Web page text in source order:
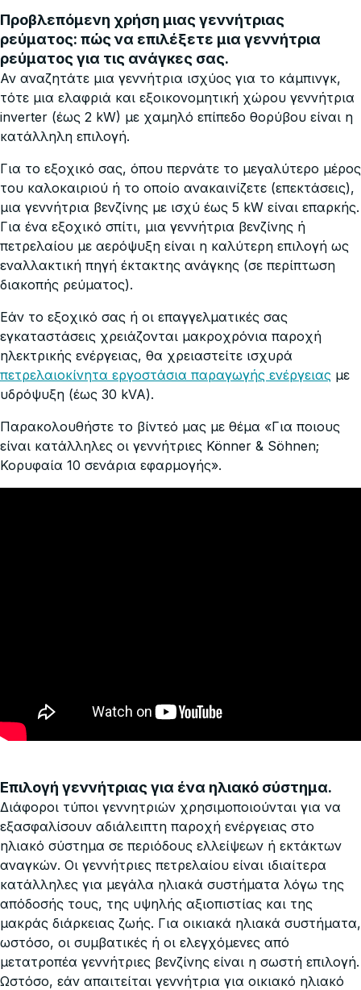
Προβλεπόμενη χρήση μιας γεννήτριας
ρεύματος: πώς να επιλέξετε μια γεννήτρια
ρεύματος για τις ανάγκες σας.
Αν αναζητάτε μια γεννήτρια ισχύος για το κάμπινγκ,
τότε μια ελαφριά και εξοικονομητική χώρου γεννήτρια
inverter (έως 2 kW) με χαμηλό επίπεδο θορύβου είναι η
κατάλληλη επιλογή.
Για το εξοχικό σας, όπου περνάτε το μεγαλύτερο μέρος
του καλοκαιριού ή το οποίο ανακαινίζετε (επεκτάσεις),
μια γεννήτρια βενζίνης με ισχύ έως 5 kW είναι επαρκής.
Για ένα εξοχικό σπίτι, μια γεννήτρια βενζίνης ή
πετρελαίου με αερόψυξη είναι η καλύτερη επιλογή ως
εναλλακτική πηγή έκτακτης ανάγκης (σε περίπτωση
διακοπής ρεύματος).
Εάν το εξοχικό σας ή οι επαγγελματικές σας
εγκαταστάσεις χρειάζονται μακροχρόνια παροχή
ηλεκτρικής ενέργειας, θα χρειαστείτε ισχυρά
πετρελαιοκίνητα εργοστάσια παραγωγής ενέργειας με
υδρόψυξη (έως 30 kVA).
Παρακολουθήστε το βίντεό μας με θέμα «Για ποιους
είναι κατάλληλες οι γεννήτριες Könner & Söhnen;
Κορυφαία 10 σενάρια εφαρμογής».
Επιλογή γεννήτριας για ένα ηλιακό σύστημα.
Διάφοροι τύποι γεννητριών χρησιμοποιούνται για να
εξασφαλίσουν αδιάλειπτη παροχή ενέργειας στο
ηλιακό σύστημα σε περιόδους ελλείψεων ή εκτάκτων
αναγκών. Οι γεννήτριες πετρελαίου είναι ιδιαίτερα
κατάλληλες για μεγάλα ηλιακά συστήματα λόγω της
απόδοσής τους, της υψηλής αξιοπιστίας και της
μακράς διάρκειας ζωής. Για οικιακά ηλιακά συστήματα,
ωστόσο, οι συμβατικές ή οι ελεγχόμενες από
μετατροπέα γεννήτριες βενζίνης είναι η σωστή επιλογή.
Ωστόσο, εάν απαιτείται γεννήτρια για οικιακό ηλιακό